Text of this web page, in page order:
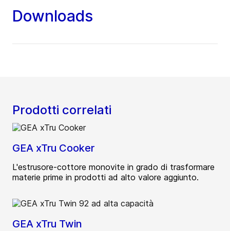
Downloads
Prodotti correlati
GEA xTru Cooker
L'estrusore-cottore monovite in grado di trasformare
materie prime in prodotti ad alto valore aggiunto.
GEA xTru Twin